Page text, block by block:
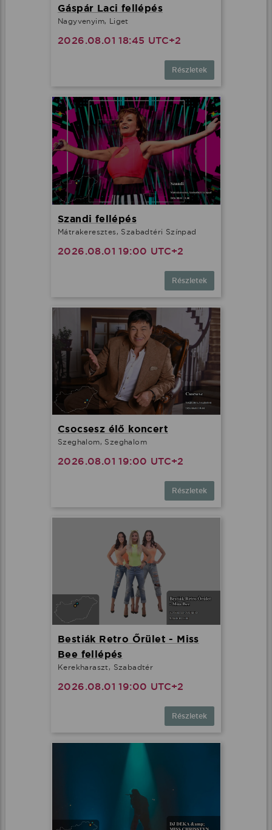
Gáspár Laci fellépés
Nagyvenyim, Liget
2026.08.01 18:45 UTC+2
Részletek
Szandi fellépés
Mátrakeresztes, Szabadtéri Színpad
2026.08.01 19:00 UTC+2
Részletek
Csocsesz élő koncert
Szeghalom, Szeghalom
2026.08.01 19:00 UTC+2
Részletek
Bestiák Retro Őrület - Miss
Bee fellépés
Kerekharaszt, Szabadtér
2026.08.01 19:00 UTC+2
Részletek